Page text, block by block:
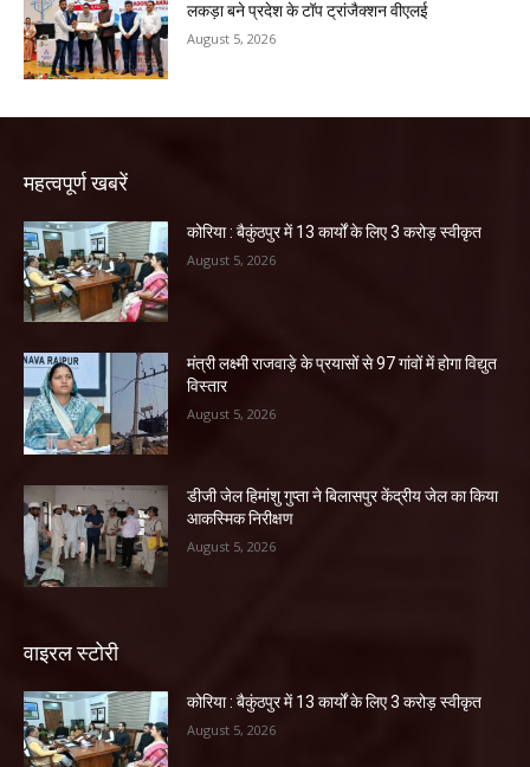
लकड़ा बने प्रदेश के टॉप ट्रांजैक्शन वीएलई
August 5, 2026
महत्वपूर्ण खबरें
कोरिया : बैकुंठपुर में 13 कार्यों के लिए 3 करोड़ स्वीकृत
August 5, 2026
मंत्री लक्ष्मी राजवाड़े के प्रयासों से 97 गांवों में होगा विद्युत
विस्तार
August 5, 2026
डीजी जेल हिमांशु गुप्ता ने बिलासपुर केंद्रीय जेल का किया
आकस्मिक निरीक्षण
August 5, 2026
वाइरल स्टोरी
कोरिया : बैकुंठपुर में 13 कार्यों के लिए 3 करोड़ स्वीकृत
August 5, 2026